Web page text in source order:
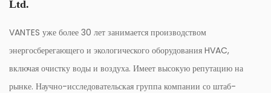
посетите наш веб-сайт. Присоединяйтесь к множеству
Ltd.
VANTES уже более 30 лет занимается производством
энергосберегающего и экологического оборудования HVAC,
включая очистку воды и воздуха. Имеет высокую репутацию на
рынке. Научно-исследовательская группа компании со штаб-